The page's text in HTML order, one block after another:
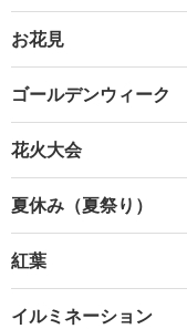
お花見
ゴールデンウィーク
花火大会
夏休み（夏祭り）
紅葉
イルミネーション